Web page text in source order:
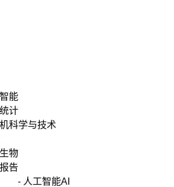
能
计
学与技术
物
告
工智能AI